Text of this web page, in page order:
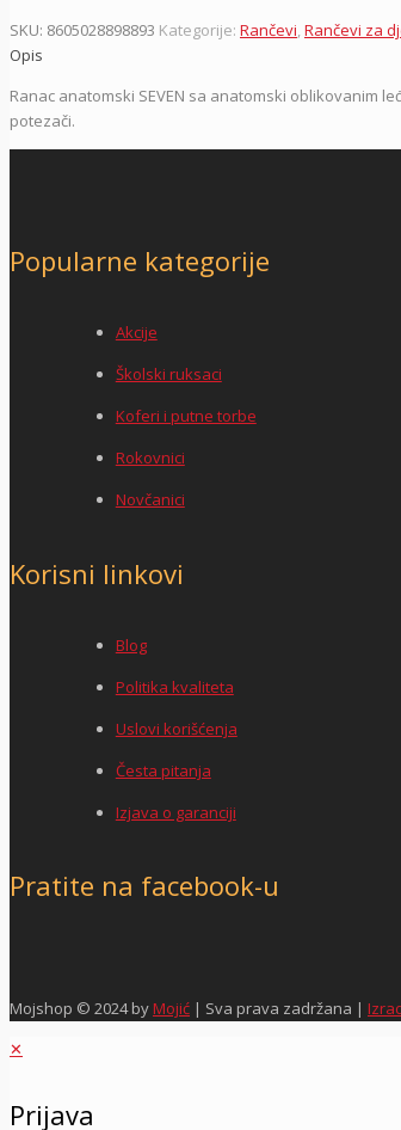
SKU: 8605028898893 Kategorije: Rančevi,Rančevi za
Opis
Ranac anatomski SEVEN sa anatomski oblikovanim
potezači.
Popularne kategorije
Akcije
Školski ruksaci
Koferi i putne torbe
Rokovnici
Novčanici
Korisni linkovi
Blog
Politika kvaliteta
Uslovi korišćenja
Česta pitanja
Izjava o garanciji
Pratite na facebook-u
Mojshop © 2024 byMojić | Sva prava zadržana |
✕
Prijava